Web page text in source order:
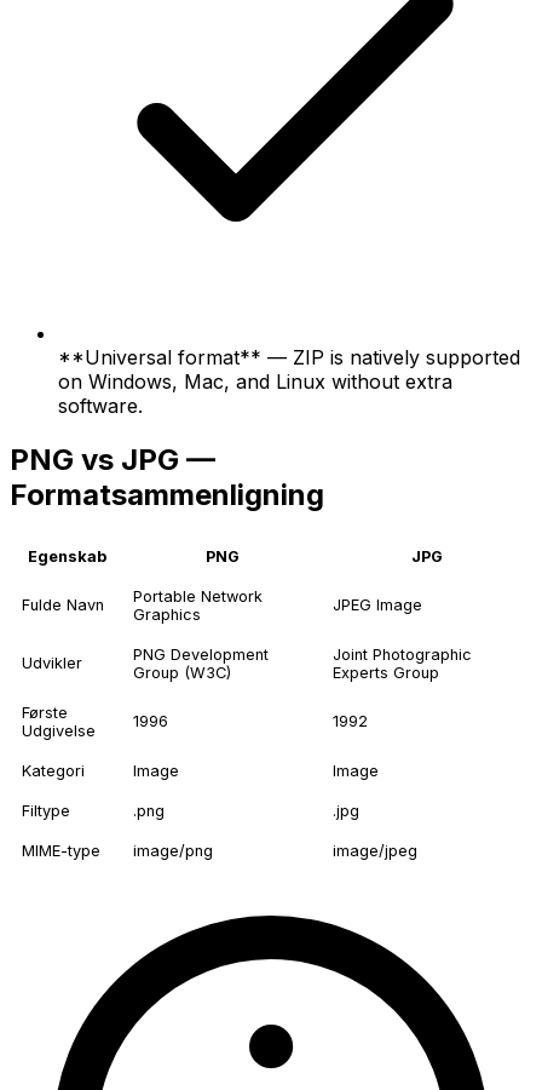
**Universal format** — ZIP is natively supported
on Windows, Mac, and Linux without extra
software.
PNG vs JPG —
Formatsammenligning
Egenskab PNG JPG
Fulde Navn
Portable Network
Graphics
JPEG Image
Udvikler
PNG Development
Group (W3C)
Joint Photographic
Experts Group
Første
Udgivelse
1996 1992
Kategori Image Image
Filtype .png .jpg
MIME-type image/png image/jpeg